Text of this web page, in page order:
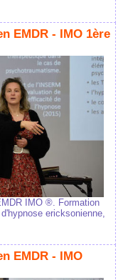
EMDR - IMO 1ère
IMO ®. Formation
ericksonienne,
EMDR - IMO